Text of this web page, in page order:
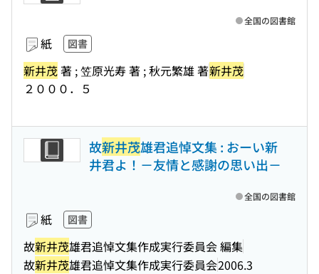
紙 図書
新井茂著 ; 笠原光寿 著 ; 秋元繁雄 著新井茂
２０００．５
全国の図書館
故新井茂雄君追悼文集 : おーい新
井君よ！－友情と感謝の思い出－
紙 図書
故新井茂雄君追悼文集作成実行委員会 編集
故新井茂雄君追悼文集作成実行委員会2006.3
全国の図書館